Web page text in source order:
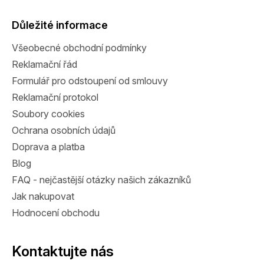
Důležité informace
Všeobecné obchodní podmínky
Reklamační řád
Formulář pro odstoupení od smlouvy
Reklamační protokol
Soubory cookies
Ochrana osobních údajů
Doprava a platba
Blog
FAQ - nejčastější otázky našich zákazníků
Jak nakupovat
Hodnocení obchodu
Kontaktujte nás